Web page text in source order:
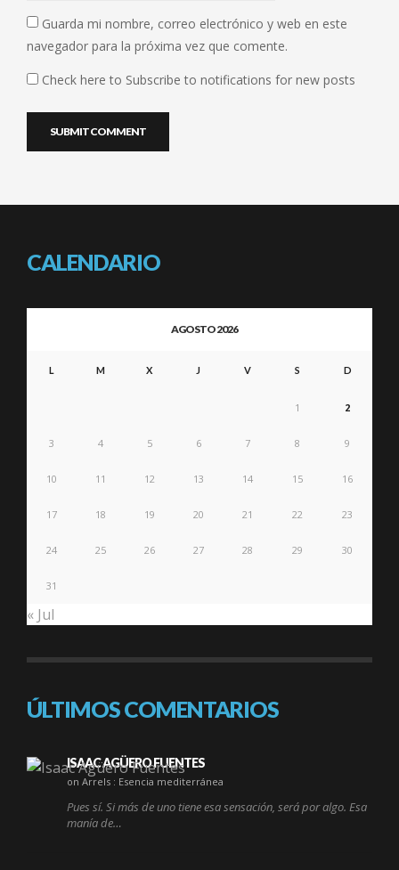
Guarda mi nombre, correo electrónico y web en este
navegador para la próxima vez que comente.
Check here to Subscribe to notifications for new posts
CALENDARIO
AGOSTO 2026
L M X J V S D
1 2
3 4 5 6 7 8 9
10 11 12 13 14 15 16
17 18 19 20 21 22 23
24 25 26 27 28 29 30
31
« Jul
ÚLTIMOS COMENTARIOS
ISAAC AGÜERO FUENTES
on Arrels : Esencia mediterránea
Pues sí. Si más de uno tiene esa sensación, será por algo. Esa
manía de…